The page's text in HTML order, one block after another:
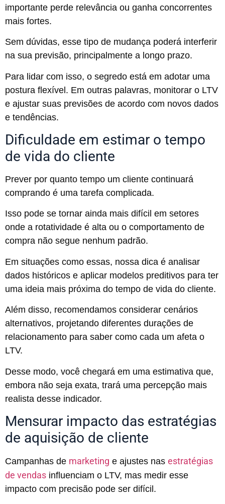
importante perde relevância ou ganha concorrentes
mais fortes.
Sem dúvidas, esse tipo de mudança poderá interferir
na sua previsão, principalmente a longo prazo.
Para lidar com isso, o segredo está em adotar uma
postura flexível. Em outras palavras, monitorar o LTV
e ajustar suas previsões de acordo com novos dados
e tendências.
Dificuldade em estimar o tempo
de vida do cliente
Prever por quanto tempo um cliente continuará
comprando é uma tarefa complicada.
Isso pode se tornar ainda mais difícil em setores
onde a rotatividade é alta ou o comportamento de
compra não segue nenhum padrão.
Em situações como essas, nossa dica é analisar
dados históricos e aplicar modelos preditivos para ter
uma ideia mais próxima do tempo de vida do cliente.
Além disso, recomendamos considerar cenários
alternativos, projetando diferentes durações de
relacionamento para saber como cada um afeta o
LTV.
Desse modo, você chegará em uma estimativa que,
embora não seja exata, trará uma percepção mais
realista desse indicador.
Mensurar impacto das estratégias
de aquisição de cliente
Campanhas de marketing e ajustes nas estratégias
de vendas influenciam o LTV, mas medir esse
impacto com precisão pode ser difícil.